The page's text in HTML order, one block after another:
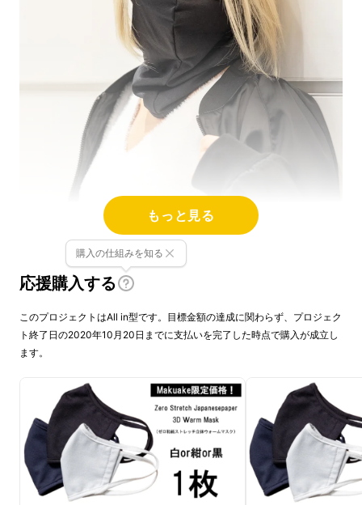
マスク、ネックウォーマー、イヤーマフラーの
3つを1つにし、
日本の伝統でもある
「和紙」
と高機能素材を融合した日本製のマスクネック
ウォーマーを目指します。
もっと見る
応援購入する
購入の仕組みを知る
このプロジェクトはAll in型です。目標金額の達成に関わらず、プロジェク
ト終了日の2020年10月20日までに支払いを完了した時点で購入が成立し
ます。